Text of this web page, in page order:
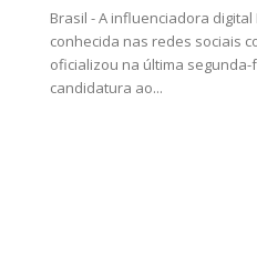
Brasil - A influenciadora
conhecida nas redes sociais
oficializou na última segunda-
candidatura ao...